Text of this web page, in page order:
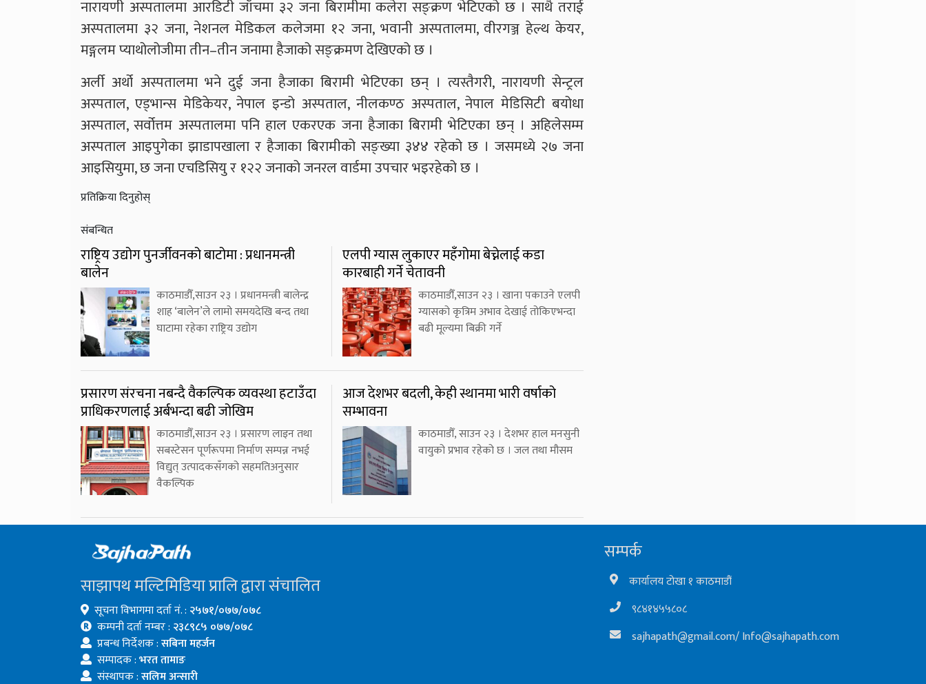
नारायणी अस्पतालमा आरडिटी जाँचमा ३२ जना बिरामीमा कलेरा सङ्क्रण भेटिएको छ । साथै तराई
अस्पतालमा ३२ जना, नेशनल मेडिकल कलेजमा १२ जना, भवानी अस्पतालमा, वीरगञ्ज हेल्थ केयर,
मङ्गलम प्याथोलोजीमा तीन–तीन जनामा हैजाको सङ्क्रमण देखिएको छ ।
अर्ली अर्थो अस्पतालमा भने दुई जना हैजाका बिरामी भेटिएका छन् । त्यस्तैगरी, नारायणी सेन्ट्रल
अस्पताल, एड्भान्स मेडिकेयर, नेपाल इन्डो अस्पताल, नीलकण्ठ अस्पताल, नेपाल मेडिसिटी बयोधा
अस्पताल, सर्वोत्तम अस्पतालमा पनि हाल एकरएक जना हैजाका बिरामी भेटिएका छन् । अहिलेसम्म
अस्पताल आइपुगेका झाडापखाला र हैजाका बिरामीको सङ्ख्या ३४४ रहेको छ । जसमध्ये २७ जना
आइसियुमा, छ जना एचडिसियु र १२२ जनाको जनरल वार्डमा उपचार भइरहेको छ ।
प्रतिक्रिया दिनुहोस्
संबन्धित
राष्ट्रिय उद्योग पुनर्जीवनको बाटोमा : प्रधानमन्त्री
बालेन
काठमाडौँ,साउन २३ । प्रधानमन्त्री बालेन्द्र
शाह ‘बालेन’ले लामो समयदेखि बन्द तथा
घाटामा रहेका राष्ट्रिय उद्योग
एलपी ग्यास लुकाएर महँगोमा बेच्नेलाई कडा
कारबाही गर्ने चेतावनी
काठमाडौँ,साउन २३ । खाना पकाउने एलपी
ग्यासको कृत्रिम अभाव देखाई तोकिएभन्दा
बढी मूल्यमा बिक्री गर्ने
प्रसारण संरचना नबन्दै वैकल्पिक व्यवस्था हटाउँदा
प्राधिकरणलाई अर्बभन्दा बढी जोखिम
काठमाडौँ,साउन २३ । प्रसारण लाइन तथा
सबस्टेसन पूर्णरूपमा निर्माण सम्पन्न नभई
विद्युत् उत्पादकसँगको सहमतिअनुसार
वैकल्पिक
आज देशभर बदली, केही स्थानमा भारी वर्षाको
सम्भावना
काठमाडौँ, साउन २३ । देशभर हाल मनसुनी
वायुको प्रभाव रहेको छ । जल तथा मौसम
साझापथ मल्टिमिडिया प्रालि द्वारा संचालित
सूचना विभागमा दर्ता नं. : २५७१/०७७/०७८
कम्पनी दर्ता नम्बर : २३८९८५ ०७७/०७८
प्रबन्ध निर्देशक :सबिना महर्जन
सम्पादक :भरत तामाङ
संस्थापक :सलिम अन्सारी
सम्पर्क
कार्यालय टोखा १ काठमाडौं
९८४१४५५८०८
sajhapath@gmail.com/Info@sajhapath.com